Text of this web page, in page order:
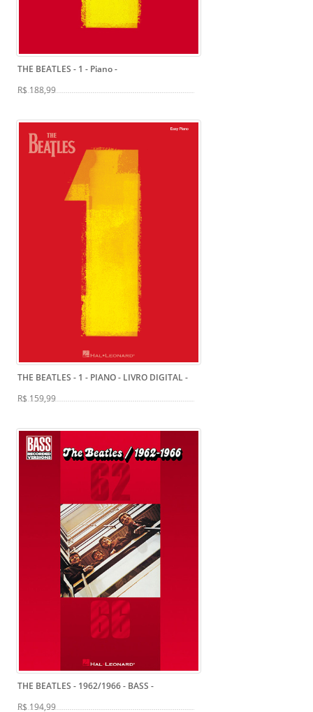
THE BEATLES - 1 - Piano-
R$ 188,99
THE BEATLES - 1 - PIANO - LIVRO DIGITAL-
R$ 159,99
THE BEATLES - 1962/1966 - BASS -
R$ 194,99